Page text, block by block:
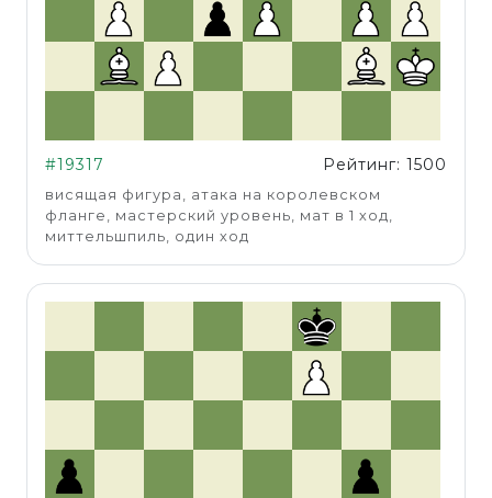
#19317 Рейтинг: 1500
висящая фигура, атака на королевском
фланге, мастерский уровень, мат в 1 ход,
миттельшпиль, один ход